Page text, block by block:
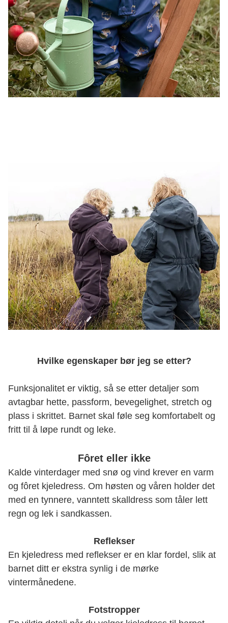
Hvilke egenskaper bør jeg se etter?
Funksjonalitet er viktig, så se etter detaljer som
avtagbar hette, passform, bevegelighet, stretch og
plass i skrittet. Barnet skal føle seg komfortabelt og
fritt til å løpe rundt og leke.
Fôret eller ikke
Kalde vinterdager med snø og vind krever en varm
og fôret kjeledress. Om høsten og våren holder det
med en tynnere, vanntett skalldress som tåler lett
regn og lek i sandkassen.
Reflekser
En kjeledress med reflekser er en klar fordel, slik at
barnet ditt er ekstra synlig i de mørke
vintermånedene.
Fotstropper